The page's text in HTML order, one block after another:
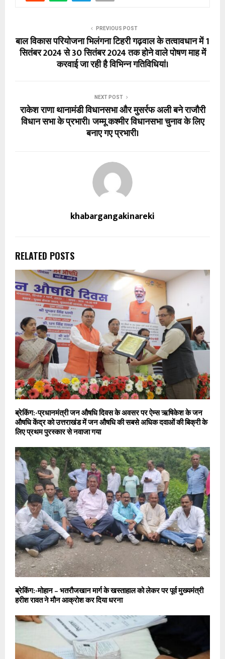
PREVIOUS POST
बाल विकास परियोजना भिलंगना टिहरी गढ़वाल के तत्वावधान में 1
सितंबर 2024 से 30 सितंबर 2024 तक होने वाले पोषण माह में
करवाई जा रही है विभिन्न गतिविधियां।
NEXT POST
राकेश राणा थानामंडी विधानसभा और मुसर्रफ अली बने राजौरी
विधान सभा के प्रभारी। जम्मू कश्मीर विधानसभा चुनाव के लिए
बनाए गए प्रभारी।
khabargangakinareki
RELATED POSTS
ब्रेकिंग:-प्रधानमंत्री जन औषधि दिवस के अवसर पर ऐम्स ऋषिकेश के जन
औषधि केंद्र को उत्तराखंड में जन औषधि की सबसे अधिक दवाओं की बिक्री के
लिए प्रथम पुरस्कार से नवाजा गया
ब्रेकिंग:-मोहान – भतरौजखान मार्ग के खस्ताहाल को लेकर पर पूर्व मुख्यमंत्री
हरीश रावत ने मौन आक्रोश कर दिया धरना